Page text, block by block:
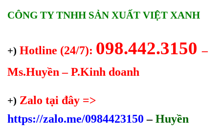
CÔNG TY TNHH SẢN XUẤT VIỆT XANH
+) Hotline (24/7): 098.442.3150–
Ms.Huyền – P.Kinh doanh
+) Zalo tại đây =>
https://zalo.me/0984423150 –Huyền